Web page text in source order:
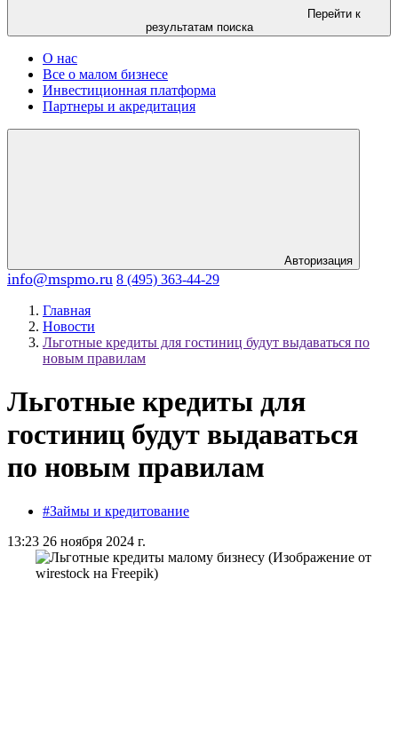
Перейти к
результатам поиска
О нас
Все о малом бизнесе
Инвестиционная платформа
Партнеры и акредитация
Авторизация
info@mspmo.ru 8 (495) 363-44-29
Главная
Новости
Льготные кредиты для гостиниц будут выдаваться по
новым правилам
Льготные кредиты для
гостиниц будут выдаваться
по новым правилам
#Займы и кредитование
13:23 26 ноября 2024 г.